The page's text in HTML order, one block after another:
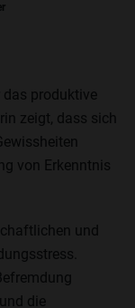
produktive
zeigt, dass sich
von Erkenntnis
und
die